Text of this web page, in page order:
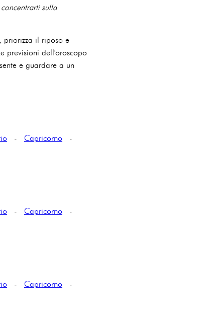
sulla
priorizza il riposo e
previsioni dell'oroscopo
e guardare a un
- Capricorno -
- Capricorno -
- Capricorno -